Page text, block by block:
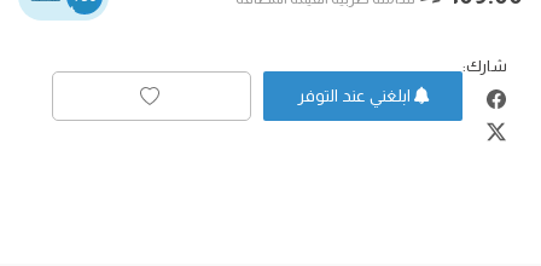
شارك: